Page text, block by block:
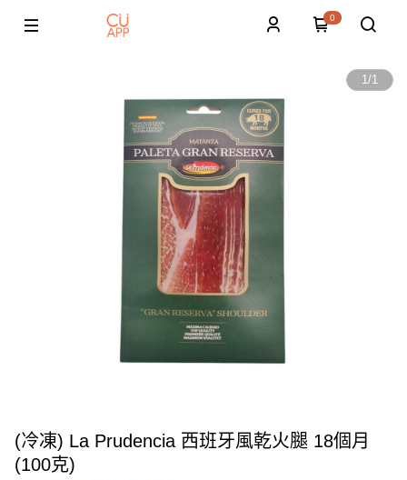
0
1/1
(冷凍) La Prudencia 西班牙風乾火腿 18個月
(100克)